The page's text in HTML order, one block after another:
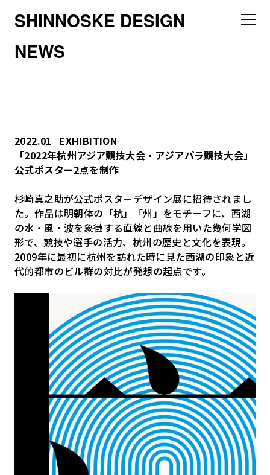
SHINNOSKE DESIGN
NEWS
2022.01
EXHIBITION
「2022年杭州アジア競技大会・アジアパラ競技大会」
公式ポスター2点を制作
杉崎真之助が公式ポスターデザイン展に招待されまし
た。作品は明朝体の「杭」「州」をモチーフに、西湖
の水・風・波を象徴する直線と曲線を用いた幾何学図
形で、競技や選手の活力、杭州の歴史と文化を表現。
2009年に最初に杭州を訪れた時に見た西湖の印象と近
代的都市のビル群の対比が発想の起点です。